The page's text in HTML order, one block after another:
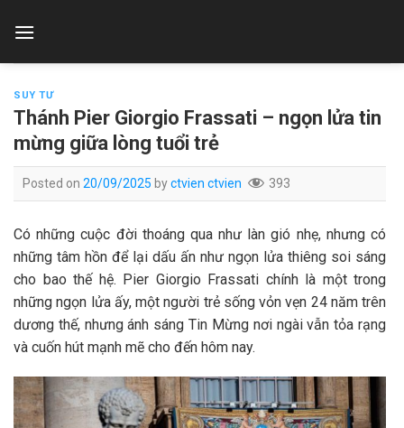
SUY TƯ
Thánh Pier Giorgio Frassati – ngọn lửa tin
mừng giữa lòng tuổi trẻ
Posted on 20/09/2025 byctvien ctvien 393
Có những cuộc đời thoáng qua như làn gió nhẹ, nhưng có
những tâm hồn để lại dấu ấn như ngọn lửa thiêng soi sáng
cho bao thế hệ. Pier Giorgio Frassati chính là một trong
những ngọn lửa ấy, một người trẻ sống vỏn vẹn 24 năm trên
dương thế, nhưng ánh sáng Tin Mừng nơi ngài vẫn tỏa rạng
và cuốn hút mạnh mẽ cho đến hôm nay.